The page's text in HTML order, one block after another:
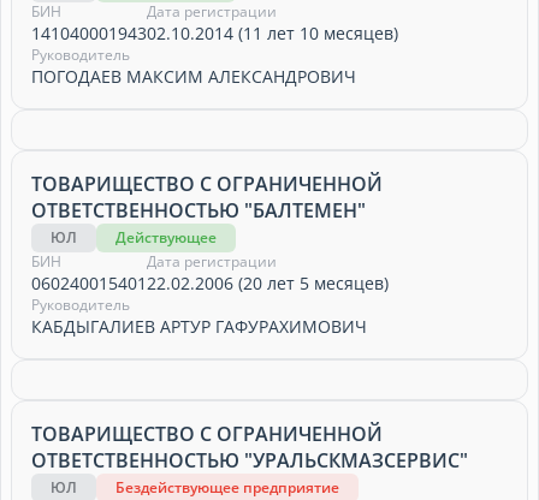
БИН
141040001943
Дата регистрации
02.10.2014 (11 лет 10 месяцев)
Руководитель
ПОГОДАЕВ МАКСИМ АЛЕКСАНДРОВИЧ
ТОВАРИЩЕСТВО С ОГРАНИЧЕННОЙ
ОТВЕТСТВЕННОСТЬЮ "БАЛТЕМЕН"
ЮЛ
Действующее
БИН
060240015401
Дата регистрации
22.02.2006 (20 лет 5 месяцев)
Руководитель
КАБДЫГАЛИЕВ АРТУР ГАФУРАХИМОВИЧ
ТОВАРИЩЕСТВО С ОГРАНИЧЕННОЙ
ОТВЕТСТВЕННОСТЬЮ "УРАЛЬСКМАЗСЕРВИС"
ЮЛ
Бездействующее предприятие